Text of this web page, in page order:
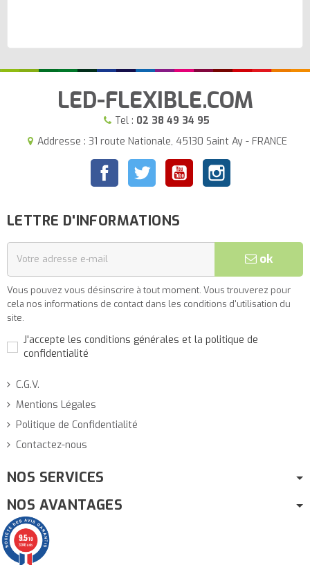
LED-FLEXIBLE.COM
Tel : 02 38 49 34 95
Addresse : 31 route Nationale, 45130 Saint Ay - FRANCE
FacebookTwitter YouTubeInstagram
LETTRE D'INFORMATIONS
ok
Vous pouvez vous désinscrire à tout moment. Vous trouverez pour
cela nos informations de contact dans les conditions d'utilisation du
site.
J'accepte les conditions générales et la politique de
confidentialité
C.G.V.
Mentions Légales
Politique de Confidentialité
Contactez-nous
NOS SERVICES
NOS AVANTAGES
9.5/10
3046 avis